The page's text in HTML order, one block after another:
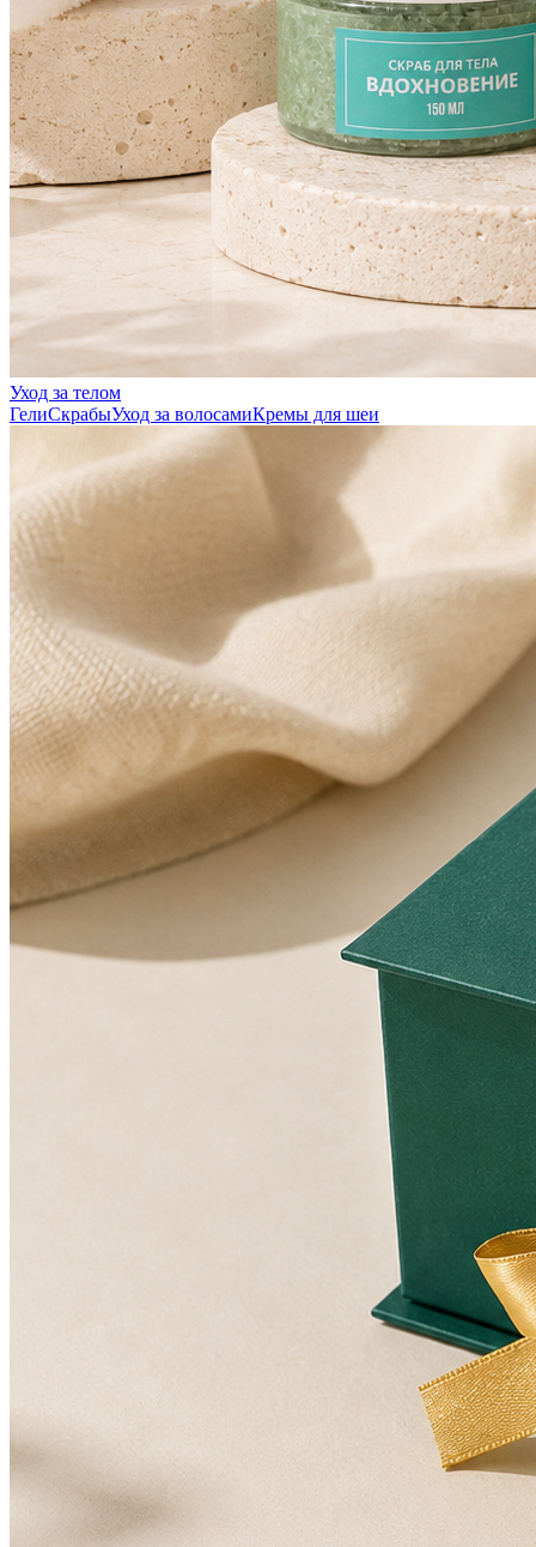
Уход за телом
ГелиСкрабыУход за волосамиКремы для шеи